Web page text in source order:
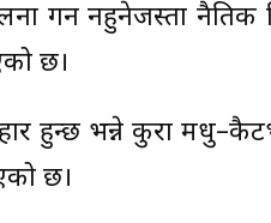
नहुनेजस्ता नैतिक
छ।
हुन्छ भन्ने कुरा
छ।